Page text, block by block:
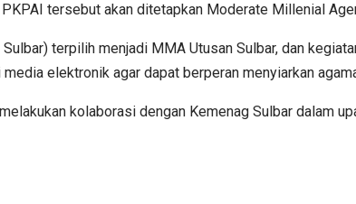
tersebut akan ditetapkan Moderate Millenial
terpilih menjadi MMA Utusan Sulbar, dan
elektronik agar dapat berperan menyiarkan
kolaborasi dengan Kemenag Sulbar dalam